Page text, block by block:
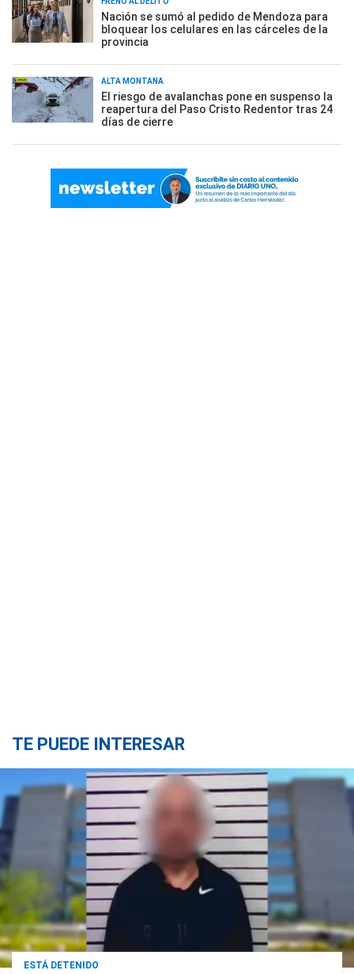
Nación se sumó al pedido de Mendoza para
bloquear los celulares en las cárceles de la
provincia
ALTA MONTAÑA
El riesgo de avalanchas pone en suspenso la
reapertura del Paso Cristo Redentor tras 24
días de cierre
TE PUEDE INTERESAR
ESTÁ DETENIDO